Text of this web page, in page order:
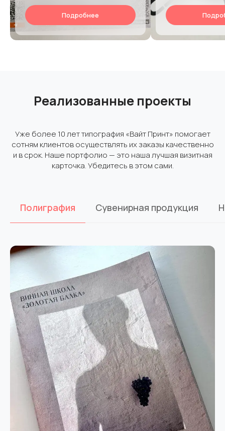
Подробнее
Реализованные проекты
Уже более 10 лет типография «Вайт Принт» помогает
сотням клиентов осуществлять их заказы качественно
и в срок. Наше портфолио — это наша лучшая визитная
карточка. Убедитесь в этом сами.
Полиграфия Сувенирная продукция